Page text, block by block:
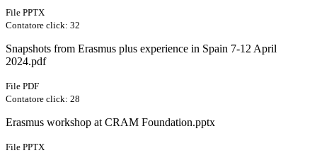
File PPTX
Contatore click: 32
Snapshots from Erasmus plus experience in Spain 7-12 April
2024.pdf
File PDF
Contatore click: 28
Erasmus workshop at CRAM Foundation.pptx
File PPTX